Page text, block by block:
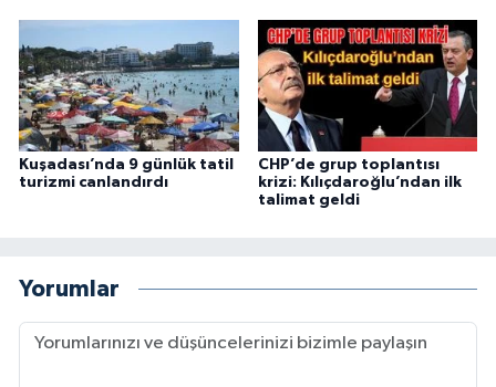
Kuşadası’nda 9 günlük tatil
turizmi canlandırdı
CHP’de grup toplantısı
krizi: Kılıçdaroğlu’ndan ilk
talimat geldi
Yorumlar